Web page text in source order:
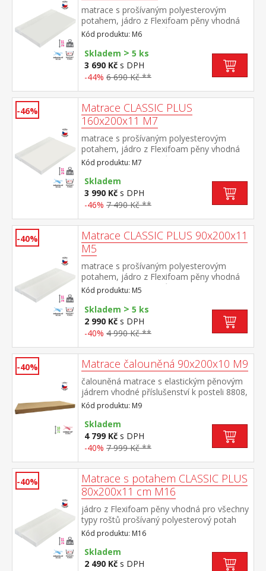
matrace s prošívaným polyesterovým
potahem, jádro z Flexifoam pěny vhodná
pro všechny typy roštů potah snímatelný a
pratelný do 40 °C doporučená nosnost do
110 kg
Kód produktu: M6
Skladem > 5 ks
3 690 Kč s DPH
-44% 6 690 Kč **
-46%
Matrace CLASSIC PLUS
160x200x11 M7
matrace s prošívaným polyesterovým
potahem, jádro z Flexifoam pěny vhodná
pro všechny typy roštů potah snímatelný a
pratelný do 40 °C doporučená nosnost do
110 kg
Kód produktu: M7
Skladem
3 990 Kč s DPH
-46% 7 490 Kč **
-40%
Matrace CLASSIC PLUS 90x200x11
M5
matrace s prošívaným polyesterovým
potahem, jádro z Flexifoam pěny vhodná
pro všechny typy roštů potah snímatelný a
pratelný do 40 °C doporučená nosnost do
110 kg
Kód produktu: M5
Skladem > 5 ks
2 990 Kč s DPH
-40% 4 990 Kč **
-40% Matrace čalouněná 90x200x10 M9
čalouněná matrace s elastickým pěnovým
jádrem vhodné příslušenství k posteli 8808,
8809 a dalším vhodná kombinace s
čalouněným válcem M10
Kód produktu: M9
Skladem
4 799 Kč s DPH
-40% 7 999 Kč **
-40%
Matrace s potahem CLASSIC PLUS
80x200x11 cm M16
jádro z Flexifoam pěny vhodná pro všechny
typy roštů prošívaný polyesterový potah
snímatelný a pratelný do 40 °C doporučená
nosnost do 110 kg
Kód produktu: M16
Skladem
2 490 Kč s DPH